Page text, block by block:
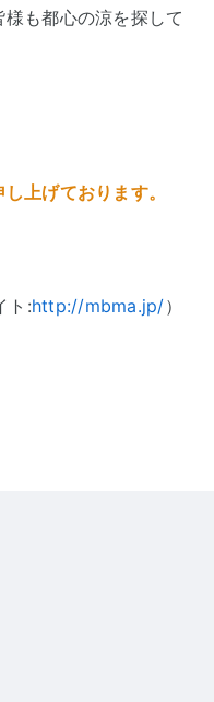
も都心の涼を探して
上げております。
ト:http://mbma.jp/）